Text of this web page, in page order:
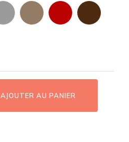
AJOUTER AU PANIER